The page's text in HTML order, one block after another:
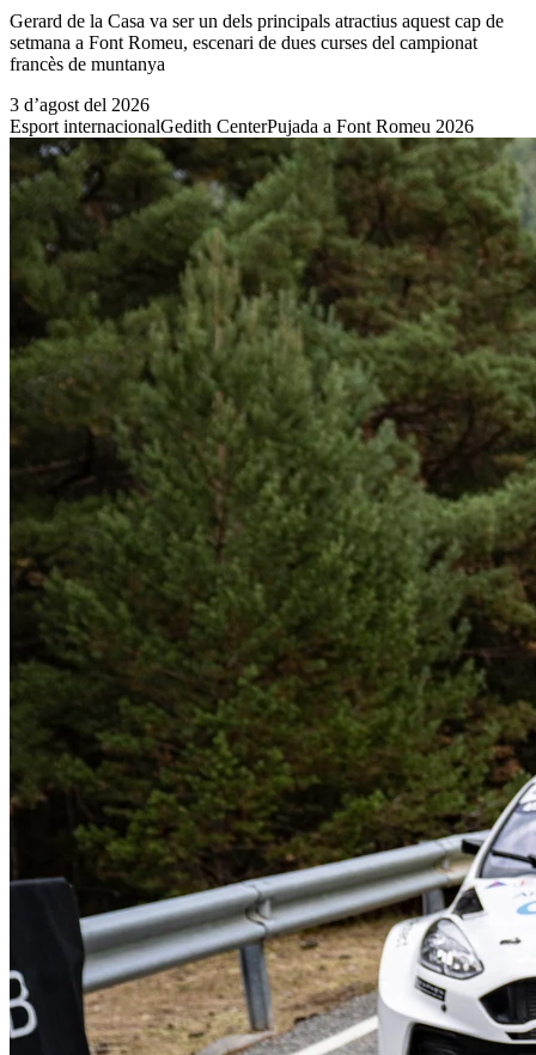
Gerard de la Casa va ser un dels principals atractius aquest cap de
setmana a Font Romeu, escenari de dues curses del campionat
francès de muntanya
3 d’agost del 2026
Esport internacionalGedith CenterPujada a Font Romeu 2026